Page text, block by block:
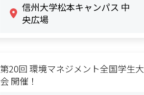
信州大学松本キャンパス 中
央広場
第20回 環境マネジメント全国学生大
会 開催！